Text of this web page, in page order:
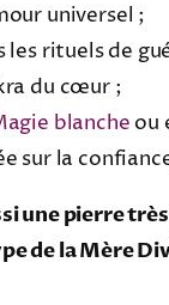
universel ;
les rituels de
du cœur ;
blanche ou
sur la
une pierre
de la Mère